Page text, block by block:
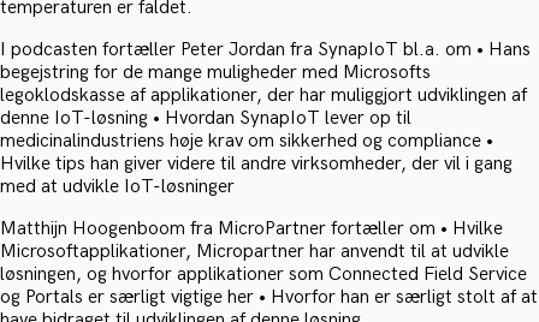
temperaturen er faldet.
I podcasten fortæller Peter Jordan fra SynapIoT bl.a. om • Hans
begejstring for de mange muligheder med Microsofts
legoklodskasse af applikationer, der har muliggjort udviklingen af
denne IoT-løsning • Hvordan SynapIoT lever op til
medicinalindustriens høje krav om sikkerhed og compliance •
Hvilke tips han giver videre til andre virksomheder, der vil i gang
med at udvikle IoT-løsninger
Matthijn Hoogenboom fra MicroPartner fortæller om • Hvilke
Microsoftapplikationer, Micropartner har anvendt til at udvikle
løsningen, og hvorfor applikationer som Connected Field Service
og Portals er særligt vigtige her • Hvorfor han er særligt stolt af at